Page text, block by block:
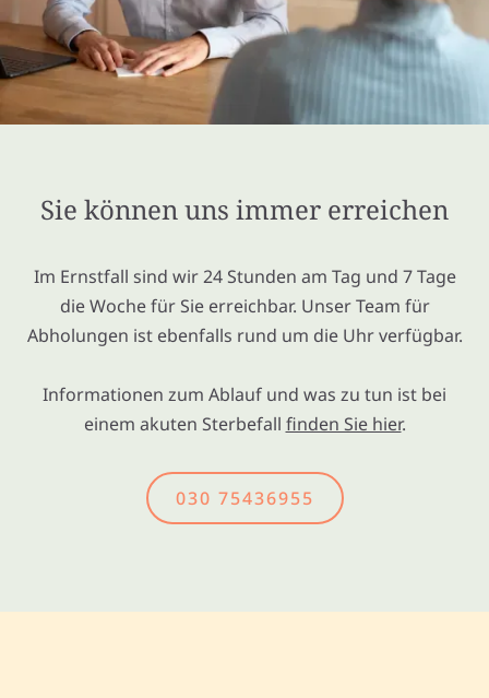
Sie können uns immer erreichen
Im Ernstfall sind wir 24 Stunden am Tag und 7 Tage
die Woche für Sie erreichbar. Unser Team für
Abholungen ist ebenfalls rund um die Uhr verfügbar.
Informationen zum Ablauf und was zu tun ist bei
einem akuten Sterbefall finden Sie hier.
030 75436955